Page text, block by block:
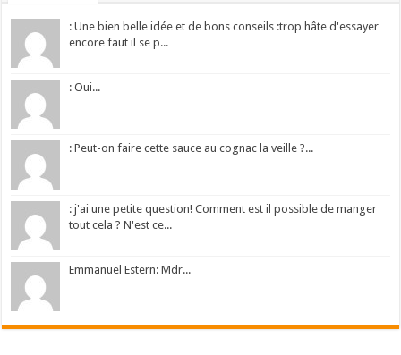
: Une bien belle idée et de bons conseils :trop hâte d'essayer
encore faut il se p...
: Oui...
: Peut-on faire cette sauce au cognac la veille ?...
: j'ai une petite question! Comment est il possible de manger
tout cela ? N'est ce...
Emmanuel Estern: Mdr...